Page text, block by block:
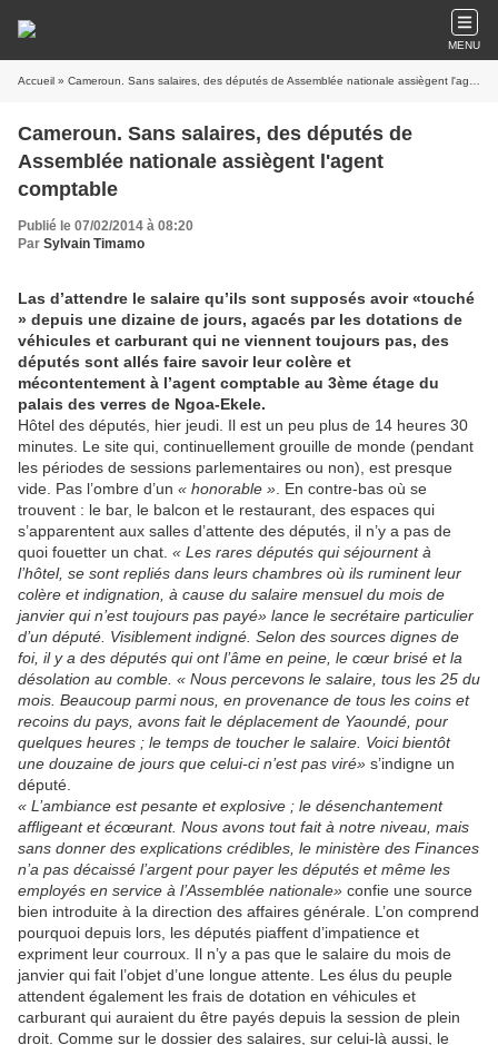
MENU
Accueil » Cameroun. Sans salaires, des députés de Assemblée nationale assiègent l'agent comptable
Cameroun. Sans salaires, des députés de
Assemblée nationale assiègent l'agent
comptable
Publié le 07/02/2014 à 08:20
Par Sylvain Timamo
Las d’attendre le salaire qu’ils sont supposés avoir «touché
» depuis une dizaine de jours, agacés par les dotations de
véhicules et carburant qui ne viennent toujours pas, des
députés sont allés faire savoir leur colère et
mécontentement à l’agent comptable au 3ème étage du
palais des verres de Ngoa-Ekele.
Hôtel des députés, hier jeudi. Il est un peu plus de 14 heures 30
minutes. Le site qui, continuellement grouille de monde (pendant
les périodes de sessions parlementaires ou non), est presque
vide. Pas l’ombre d’un « honorable » . En contre-bas où se
trouvent : le bar, le balcon et le restaurant, des espaces qui
s’apparentent aux salles d’attente des députés, il n’y a pas de
quoi fouetter un chat. « Les rares députés qui séjournent à
l’hôtel, se sont repliés dans leurs chambres où ils ruminent leur
colère et indignation, à cause du salaire mensuel du mois de
janvier qui n’est toujours pas payé» lance le secrétaire particulier
d’un député. Visiblement indigné. Selon des sources dignes de
foi, il y a des députés qui ont l’âme en peine, le cœur brisé et la
désolation au comble. « Nous percevons le salaire, tous les 25 du
mois. Beaucoup parmi nous, en provenance de tous les coins et
recoins du pays, avons fait le déplacement de Yaoundé, pour
quelques heures ; le temps de toucher le salaire. Voici bientôt
une douzaine de jours que celui-ci n’est pas viré» s’indigne un
député.
« L’ambiance est pesante et explosive ; le désenchantement
affligeant et écœurant. Nous avons tout fait à notre niveau, mais
sans donner des explications crédibles, le ministère des Finances
n’a pas décaissé l’argent pour payer les députés et même les
employés en service à l’Assemblée nationale» confie une source
bien introduite à la direction des affaires générale. L’on comprend
pourquoi depuis lors, les députés piaffent d’impatience et
expriment leur courroux. Il n’y a pas que le salaire du mois de
janvier qui fait l’objet d’une longue attente. Les élus du peuple
attendent également les frais de dotation en véhicules et
carburant qui auraient du être payés depuis la session de plein
droit. Comme sur le dossier des salaires, sur celui-là aussi, le